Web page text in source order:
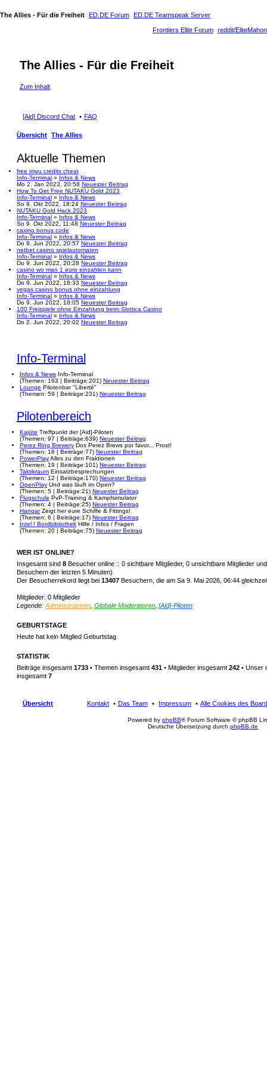
The Allies - Für die Freiheit ED.DE Forum ED.DE Teamspeak Server
reddit/EliteMahon
Frontiers Elite Forum
The Allies - Für die Freiheit
Zum Inhalt
[Aid] Discord Chat FAQ
Übersicht The Allies
Aktuelle Themen
free imvu credits cheat
Info-Terminal » Infos & News
Mo 2. Jan 2023, 20:58 Neuester Beitrag
How To Get Free NUTAKU Gold 2023
Info-Terminal » Infos & News
So 9. Okt 2022, 18:24 Neuester Beitrag
NUTAKU Gold Hack 2023
Info-Terminal » Infos & News
So 9. Okt 2022, 11:48 Neuester Beitrag
caxino bonus code
Info-Terminal » Infos & News
Do 9. Jun 2022, 20:57 Neuester Beitrag
netbet casino spielautomaten
Info-Terminal » Infos & News
Do 9. Jun 2022, 20:28 Neuester Beitrag
casino wo man 1 euro einzahlen kann
Info-Terminal » Infos & News
Do 9. Jun 2022, 18:33 Neuester Beitrag
vegas casino bonus ohne einzahlung
Info-Terminal » Infos & News
Do 9. Jun 2022, 18:05 Neuester Beitrag
100 Freispiele ohne Einzahlung beim Slottica Casino
Info-Terminal » Infos & News
Do 2. Jun 2022, 20:02 Neuester Beitrag
Info-Terminal
Infos & News Info-Terminal
(Themen: 163 | Beiträge:201) Neuester Beitrag
Lounge Pilotenbar "Liberté"
(Themen: 59 | Beiträge:231) Neuester Beitrag
Pilotenbereich
Kajüte Treffpunkt der [Aid]-Piloten
(Themen: 97 | Beiträge:639) Neuester Beitrag
Perez Ring Brewery Dos Perez Brews por favor... Prost!
(Themen: 16 | Beiträge:77) Neuester Beitrag
PowerPlayAlles zu den Fraktionen
(Themen: 19 | Beiträge:101) Neuester Beitrag
Taktikraum Einsatzbesprechungen
(Themen: 12 | Beiträge:170) Neuester Beitrag
OpenPlay Und was läuft im Open?
(Themen: 5 | Beiträge:21) Neuester Beitrag
Flugschule PvP-Training & Kampfsimulator
(Themen: 4 | Beiträge:25) Neuester Beitrag
Hangar Zeigt her eure Schiffe & Fittings!
(Themen: 6 | Beiträge:17) Neuester Beitrag
Intel / Bordbibliothek Hilfe / Infos / Fragen
(Themen: 20 | Beiträge:75) Neuester Beitrag
WER IST ONLINE?
Insgesamt sind 8 Besucher online :: 0 sichtbare Mitglieder, 0 unsichtbare Mitglieder
Besuchern der letzten 5 Minuten)
Der Besucherrekord liegt bei 13407 Besuchern, die am Sa 9. Mai 2026, 06:44
Mitglieder: 0 Mitglieder
Legende: Administratoren Globale Moderatoren [Aid]-Piloten
GEBURTSTAGE
Heute hat kein Mitglied Geburtstag
STATISTIK
Beiträge insgesamt 1733 • Themen insgesamt 431 • Mitglieder insgesamt 242 • Unser
insgesamt 7
Übersicht Alle Cookies des
Impressum
Das Team
Kontakt
Powered by phpBB® Forum Software © phpBB
Deutsche Übersetzung durch phpBB.de